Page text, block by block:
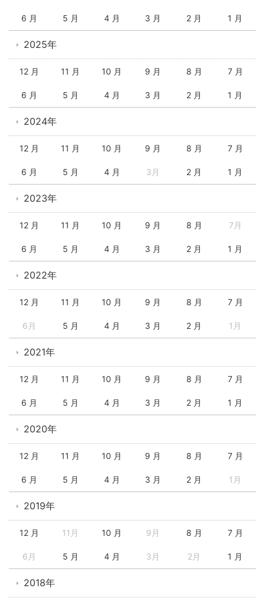
6 月 5 月 4 月 3 月 2 月 1 月
2025年
12 月 11 月 10 月 9 月 8 月 7 月
6 月 5 月 4 月 3 月 2 月 1 月
2024年
12 月 11 月 10 月 9 月 8 月 7 月
6 月 5 月 4 月 3月 2 月 1 月
2023年
12 月 11 月 10 月 9 月 8 月 7月
6 月 5 月 4 月 3 月 2 月 1 月
2022年
12 月 11 月 10 月 9 月 8 月 7 月
6月 5 月 4 月 3 月 2 月 1月
2021年
12 月 11 月 10 月 9 月 8 月 7 月
6 月 5 月 4 月 3 月 2 月 1 月
2020年
12 月 11 月 10 月 9 月 8 月 7 月
6 月 5 月 4 月 3 月 2 月 1月
2019年
12 月 11月 10 月 9月 8 月 7 月
6月 5 月 4 月 3月 2月 1 月
2018年